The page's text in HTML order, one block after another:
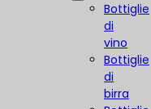
Bottiglie
di
vino
Bottiglie
di
birra